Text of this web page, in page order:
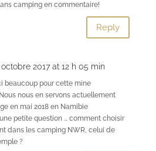
camping en commentaire!
Reply
2017 at 12 h 05 min
beaucoup pour cette mine
nous en servons actuellement
en mai 2018 en Namibie
petite question … comment choisir
dans les camping NWR, celui de
?